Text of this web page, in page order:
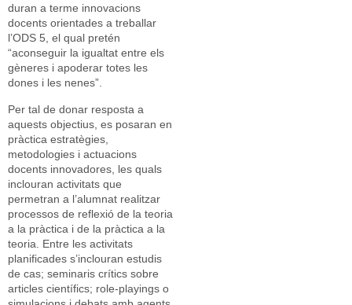
duran a terme innovacions
docents orientades a treballar
l’ODS 5, el qual pretén
“aconseguir la igualtat entre els
gèneres i apoderar totes les
dones i les nenes”.
Per tal de donar resposta a
aquests objectius, es posaran en
pràctica estratègies,
metodologies i actuacions
docents innovadores, les quals
inclouran activitats que
permetran a l’alumnat realitzar
processos de reflexió de la teoria
a la pràctica i de la pràctica a la
teoria. Entre les activitats
planificades s’inclouran estudis
de cas; seminaris crítics sobre
articles científics; role-playings o